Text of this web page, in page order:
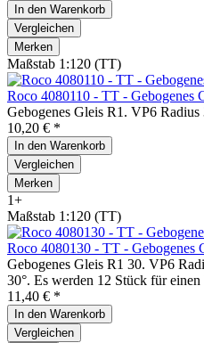
In den Warenkorb
Vergleichen
Merken
Maßstab 1:120 (TT)
Roco 4080110 - TT - Gebogenes
Gebogenes Gleis R1. VP6
10,20 € *
In den Warenkorb
Vergleichen
Merken
1+
Maßstab 1:120 (TT)
Roco 4080130 - TT - Gebogenes
Gebogenes Gleis R1 30. VP6
30°. Es werden 12 Stück für
11,40 € *
In den Warenkorb
Vergleichen